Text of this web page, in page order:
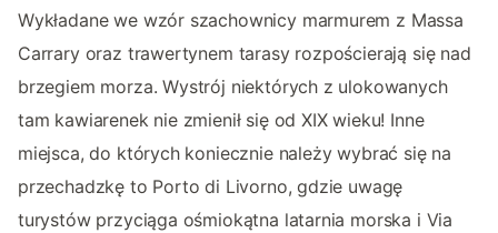
Wykładane we wzór szachownicy marmurem z Massa
Carrary oraz trawertynem tarasy rozpościerają się nad
brzegiem morza. Wystrój niektórych z ulokowanych
tam kawiarenek nie zmienił się od XIX wieku! Inne
miejsca, do których koniecznie należy wybrać się na
przechadzkę to Porto di Livorno, gdzie uwagę
turystów przyciąga ośmiokątna latarnia morska i Via